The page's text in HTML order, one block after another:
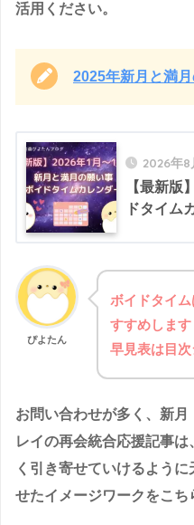
活用ください。
2025年新月と満
2026年8
【最新版
ドタイム
ぴよたん
ボイドタイ
すすめしま
早見表は目
お問い合わせが多く、新
レイの再会統合応援記事
く引き寄せていけるよう
せたイメージワークをこち